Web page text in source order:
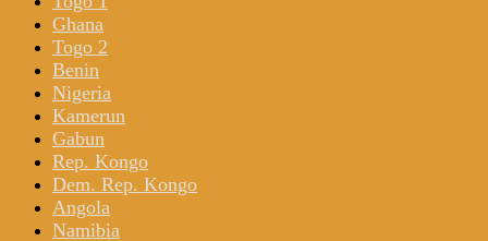
Ghana
Togo 2
Benin
Nigeria
Kamerun
Gabun
Rep. Kongo
Dem. Rep. Kongo
Angola
Namibia